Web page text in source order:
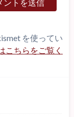
を使ってい
こちらをご覧く